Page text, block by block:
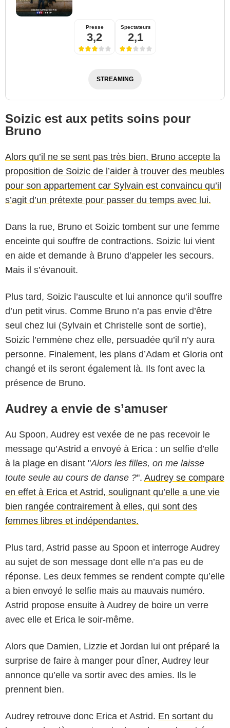
Presse
3,2
Spectateurs
2,1
STREAMING
Soizic est aux petits soins pour
Bruno
Alors qu’il ne se sent pas très bien, Bruno accepte la
proposition de Soizic de l’aider à trouver des meubles
pour son appartement car Sylvain est convaincu qu’il
s’agit d’un prétexte pour passer du temps avec lui.
Dans la rue, Bruno et Soizic tombent sur une femme
enceinte qui souffre de contractions. Soizic lui vient
en aide et demande à Bruno d’appeler les secours.
Mais il s’évanouit.
Plus tard, Soizic l’ausculte et lui annonce qu’il souffre
d’un petit virus. Comme Bruno n’a pas envie d’être
seul chez lui (Sylvain et Christelle sont de sortie),
Soizic l’emmène chez elle, persuadée qu’il n’y aura
personne. Finalement, les plans d’Adam et Gloria ont
changé et ils seront également là. Ils font avec la
présence de Bruno.
Audrey a envie de s’amuser
Au Spoon, Audrey est vexée de ne pas recevoir le
message qu’Astrid a envoyé à Erica : un selfie d’elle
à la plage en disant "Alors les filles, on me laisse
toute seule au cours de danse ?". Audrey se compare
en effet à Erica et Astrid, soulignant qu’elle a une vie
bien rangée contrairement à elles, qui sont des
femmes libres et indépendantes.
Plus tard, Astrid passe au Spoon et interroge Audrey
au sujet de son message dont elle n’a pas eu de
réponse. Les deux femmes se rendent compte qu’elle
a bien envoyé le selfie mais au mauvais numéro.
Astrid propose ensuite à Audrey de boire un verre
avec elle et Erica le soir-même.
Alors que Damien, Lizzie et Jordan lui ont préparé la
surprise de faire à manger pour dîner, Audrey leur
annonce qu’elle va sortir avec des amies. Ils le
prennent bien.
Audrey retrouve donc Erica et Astrid. En sortant du